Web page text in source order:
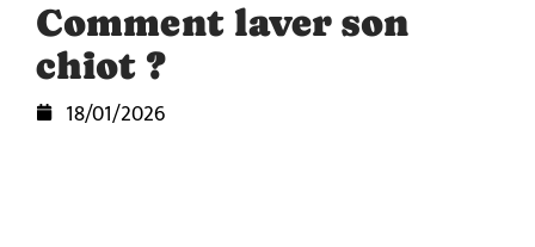
Comment laver son
chiot ?
18/01/2026